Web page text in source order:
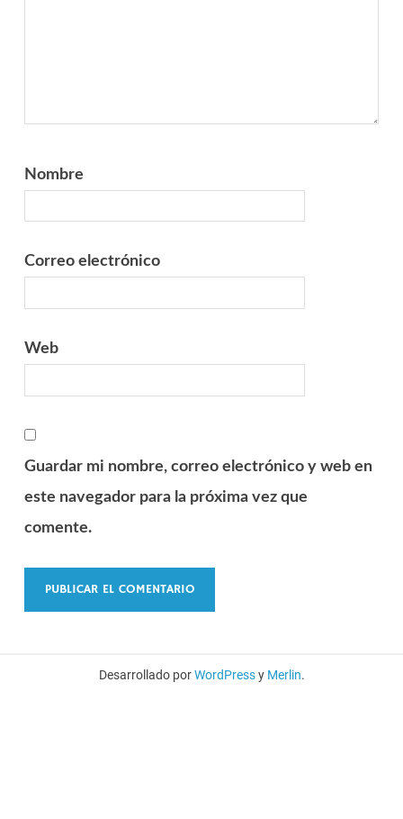
Nombre
Correo electrónico
Web
Guardar mi nombre, correo electrónico y web en
este navegador para la próxima vez que
comente.
Desarrollado porWordPressy Merlin.